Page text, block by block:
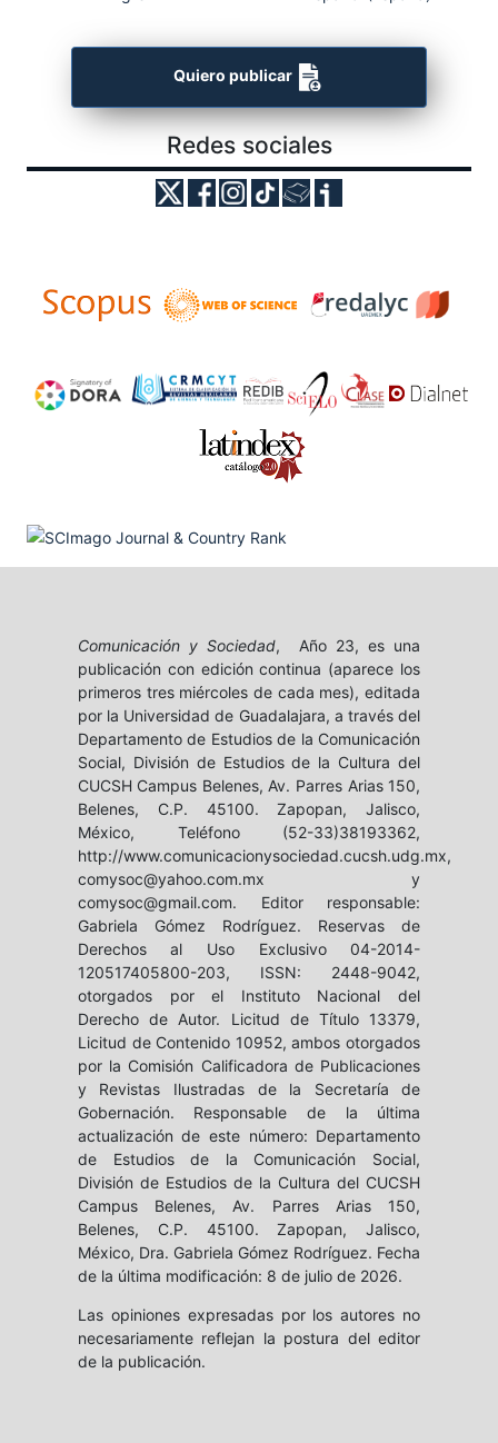
Quiero publicar
Redes sociales
Comunicación y Sociedad, Año 23, es una
publicación con edición continua (aparece los
primeros tres miércoles de cada mes), editada
por la Universidad de Guadalajara, a través del
Departamento de Estudios de la Comunicación
Social, División de Estudios de la Cultura del
CUCSH Campus Belenes, Av. Parres Arias 150,
Belenes, C.P. 45100. Zapopan, Jalisco,
México, Teléfono (52-33)38193362,
http://www.comunicacionysociedad.cucsh.udg.mx,
comysoc@yahoo.com.mx y
comysoc@gmail.com. Editor responsable:
Gabriela Gómez Rodríguez. Reservas de
Derechos al Uso Exclusivo 04-2014-
120517405800-203, ISSN: 2448-9042,
otorgados por el Instituto Nacional del
Derecho de Autor. Licitud de Título 13379,
Licitud de Contenido 10952, ambos otorgados
por la Comisión Calificadora de Publicaciones
y Revistas Ilustradas de la Secretaría de
Gobernación. Responsable de la última
actualización de este número: Departamento
de Estudios de la Comunicación Social,
División de Estudios de la Cultura del CUCSH
Campus Belenes, Av. Parres Arias 150,
Belenes, C.P. 45100. Zapopan, Jalisco,
México, Dra. Gabriela Gómez Rodríguez. Fecha
de la última modificación: 8 de julio de 2026.
Las opiniones expresadas por los autores no
necesariamente reflejan la postura del editor
de la publicación.